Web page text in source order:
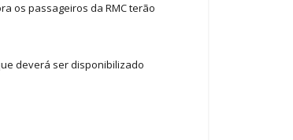
os passageiros da RMC terão
deverá ser disponibilizado